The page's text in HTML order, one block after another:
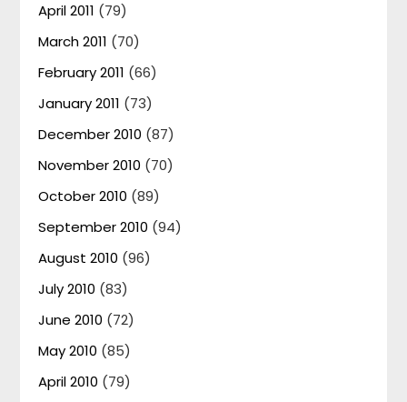
April 2011 (79)
March 2011 (70)
February 2011 (66)
January 2011 (73)
December 2010 (87)
November 2010 (70)
October 2010 (89)
September 2010 (94)
August 2010 (96)
July 2010 (83)
June 2010 (72)
May 2010 (85)
April 2010 (79)